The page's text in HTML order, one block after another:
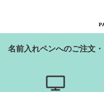
名前入れペンへのご注文